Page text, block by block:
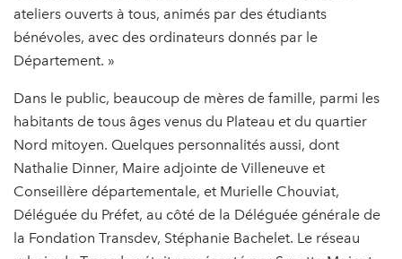
ateliers ouverts à tous, animés par des étudiants
bénévoles, avec des ordinateurs donnés par le
Département. »
Dans le public, beaucoup de mères de famille, parmi les
habitants de tous âges venus du Plateau et du quartier
Nord mitoyen. Quelques personnalités aussi, dont
Nathalie Dinner, Maire adjointe de Villeneuve et
Conseillère départementale, et Murielle Chouviat,
Déléguée du Préfet, au côté de la Déléguée générale de
la Fondation Transdev, Stéphanie Bachelet. Le réseau